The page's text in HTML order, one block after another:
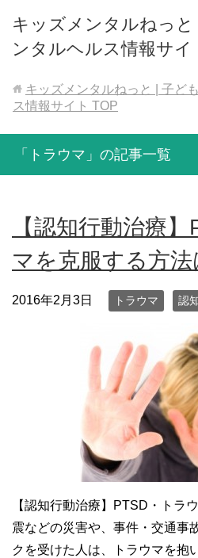
キッズメンタルねっと
ンタルヘルス情報サイ
キッズメンタルねっと | 子ど
ス情報サイト TOP
「トラウマ」の記事一覧
【認知行動治療
マを克服する方法
2016年2月3日 トラウマ 認
【認知行動治療】PTSD・トラ
震などの災害や、事件・交通事
クを受けた人は、トラウマを抱